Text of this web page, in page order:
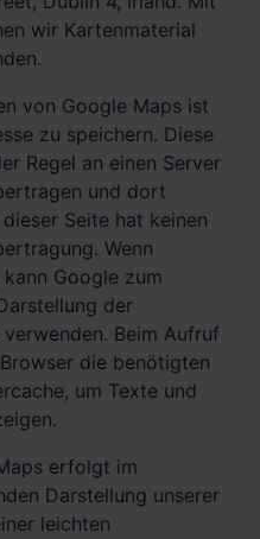
wir Kartenmaterial
von Google Maps ist
zu speichern. Diese
Regel an einen Server
und dort
Seite hat keinen
Wenn
Google zum
der
Beim Aufruf
die benötigten
um Texte und
erfolgt im
Darstellung unserer
leichten